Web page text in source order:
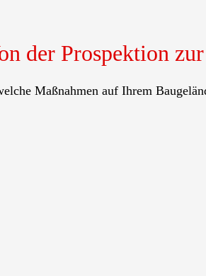
der Prospektion
Maßnahmen auf Ihrem